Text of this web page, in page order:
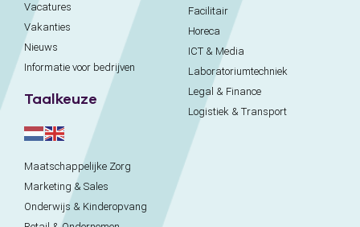
Vacatures
Vakanties
Nieuws
Informatie voor bedrijven
Taalkeuze
Facilitair
Horeca
ICT & Media
Laboratoriumtechniek
Legal & Finance
Logistiek & Transport
Maatschappelijke Zorg
Marketing & Sales
Onderwijs & Kinderopvang